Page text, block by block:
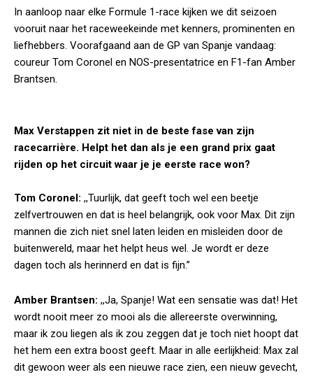
In aanloop naar elke Formule 1-race kijken we dit seizoen
vooruit naar het raceweekeinde met kenners, prominenten en
liefhebbers. Voorafgaand aan de GP van Spanje vandaag:
coureur Tom Coronel en NOS-presentatrice en F1-fan Amber
Brantsen.
Max Verstappen zit niet in de beste fase van zijn
racecarrière. Helpt het dan als je een grand prix gaat
rijden op het circuit waar je je eerste race won?
Tom Coronel: ,,Tuurlijk, dat geeft toch wel een beetje
zelfvertrouwen en dat is heel belangrijk, ook voor Max. Dit zijn
mannen die zich niet snel laten leiden en misleiden door de
buitenwereld, maar het helpt heus wel. Je wordt er deze
dagen toch als herinnerd en dat is fijn.”
Amber Brantsen: ,,Ja, Spanje! Wat een sensatie was dat! Het
wordt nooit meer zo mooi als die allereerste overwinning,
maar ik zou liegen als ik zou zeggen dat je toch niet hoopt dat
het hem een extra boost geeft. Maar in alle eerlijkheid: Max zal
dit gewoon weer als een nieuwe race zien, een nieuw gevecht,